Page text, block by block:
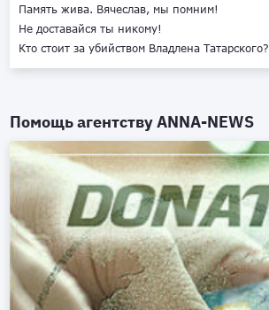
Память жива. Вячеслав, мы помним!
Не доставайся ты никому!
Кто стоит за убийством Владлена Татарского?
Помощь агентствуANNA-NEWS